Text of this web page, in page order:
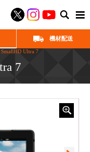
機材配送
Ultra 7
7